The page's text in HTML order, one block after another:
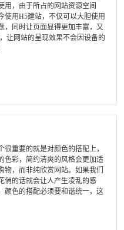
用，由于所占的网站资源空间
使用H5建站，不仅可以大胆使用
，同时让页面显得更加丰富，又
让网站的呈现效果不会因设备的
重要的就是对颜色的搭配上，
色彩，简约清爽的风格会更加适
，而非纯欣赏网站。如果我们
俏的话就会让人产生凌乱的感
颜色的搭配必须要和谐统一，这